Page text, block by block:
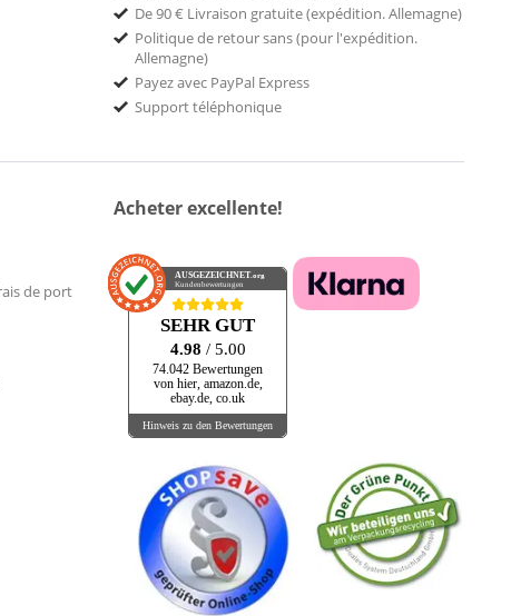
De 90 € Livraison gratuite (expédition. Allemagne)
Politique de retour sans (pour l'expédition.
Allemagne)
Payez avec PayPal Express
Support téléphonique
de port
Acheter excellente!
AUSGEZEICHNET .org
Kundenbewertungen
SEHR GUT
4.98 / 5.00
74.042 Bewertungen
von hier, amazon.de,
ebay.de, co.uk
Hinweis zu den Bewertungen